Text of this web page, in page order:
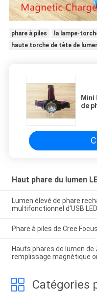
phare à piles
la lampe-
haute torche de tête de
Mini
de
Haut phare du lumen
Lumen élevé de phare
multifonctionnel d'USB LED
Phare à piles de Cree
Hauts phares de lumen de
remplissage magnétique
Catégories